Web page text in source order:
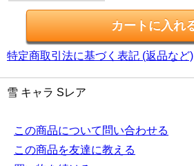
特定商取引法に基づく表記 (返品など)
雪 キャラ Sレア
この商品について問い合わせる
この商品を友達に教える